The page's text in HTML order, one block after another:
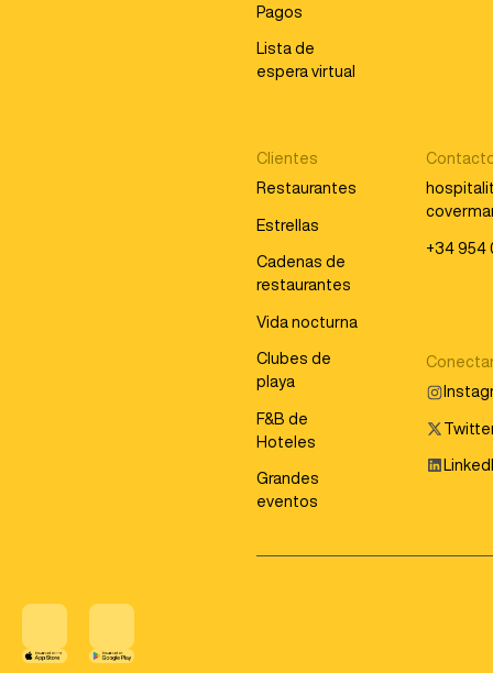
Pagos
Lista de
espera virtual
Clientes
Restaurantes
Estrellas
Cadenas de
restaurantes
Vida nocturna
Clubes de
playa
F&B de
Hoteles
Grandes
eventos
+34 954